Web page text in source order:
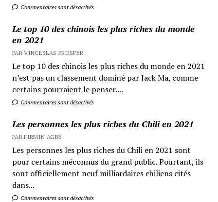
Commentaires sont désactivés
Le top 10 des chinois les plus riches du monde
en 2021
PAR VINCESLAS PROSPER
Le top 10 des chinois les plus riches du monde en 2021
n’est pas un classement dominé par Jack Ma, comme
certains pourraient le penser....
Commentaires sont désactivés
Les personnes les plus riches du Chili en 2021
PAR FIRMIN AGBÉ
Les personnes les plus riches du Chili en 2021 sont
pour certains méconnus du grand public. Pourtant, ils
sont officiellement neuf milliardaires chiliens cités
dans...
Commentaires sont désactivés